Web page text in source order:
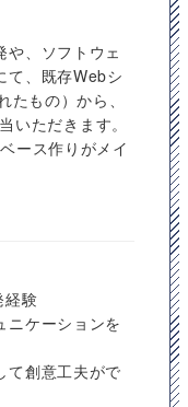
や、ソフトウェ
て、既存Webシ
もの）から、
いただきます。
ース作りがメイ
経験
ニケーションを
て創意工夫がで